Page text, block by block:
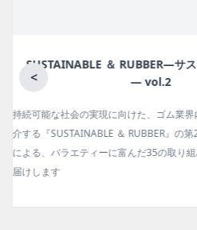
< 月刊ラバーイン
ゴム報知新聞の姉妹誌。ゴム・
の動向、新製品・技術、原材料
タビュー、海外企業情報、統計
ます。エッセイ（寄稿）も充実。